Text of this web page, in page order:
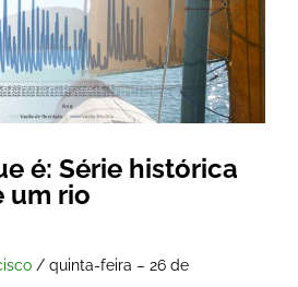
é: Série histórica
um rio
/ quinta-feira – 26 de